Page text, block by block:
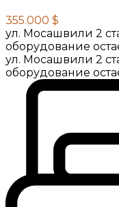
355.000 $
ул. Мосашвили 2
оборудование
ул. Мосашвили 2
оборудование